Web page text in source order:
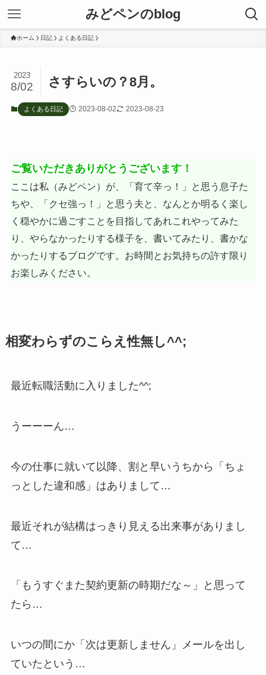
みどペンのblog
ホーム 日記 よくある日記
さすらいの？8月。
2023
8/02
よくある日記 2023-08-02 2023-08-23
ご覧いただきありがとうございます！
ここは私（みどペン）が、「育て辛っ！」と思う息子た
ちや、「クセ強っ！」と思う夫と、なんとか明るく楽し
く穏やかに過ごすことを目指してあれこれやってみた
り、やらなかったりする様子を、書いてみたり、書かな
かったりするブログです。お時間とお気持ちの許す限り
お楽しみください。
相変わらずのこらえ性無し^^;
最近転職活動に入りました^^;
うーーーん…
今の仕事に就いて以降、割と早いうちから「ちょ
っとした違和感」はありまして…
最近それが結構はっきり見える出来事がありまし
て…
「もうすぐまた契約更新の時期だな～」と思って
たら…
いつの間にか「次は更新しません」メールを出し
ていたという…